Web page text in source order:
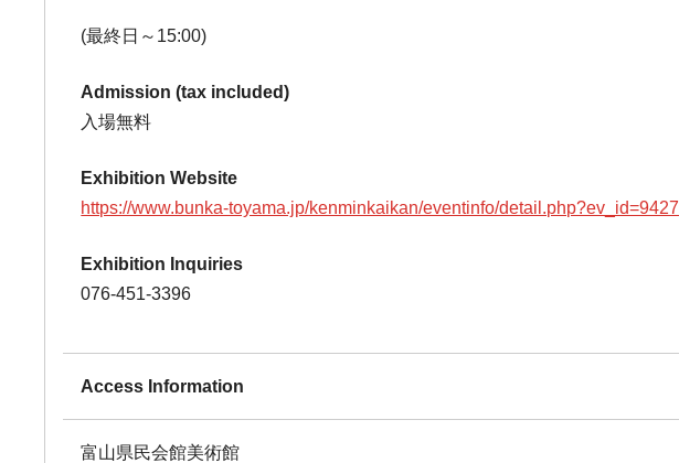
(最終日～15:00)
Admission (tax included)
入場無料
Exhibition Website
https://www.bunka-toyama.jp/kenminkaikan/eventinfo/detail.php?ev_id=9427
Exhibition Inquiries
076-451-3396
Access Information
富山県民会館美術館